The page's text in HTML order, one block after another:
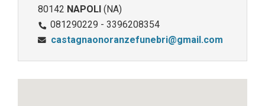
80142 NAPOLI (NA)
081290229 - 3396208354
castagnaonoranzefunebri@gmail.com